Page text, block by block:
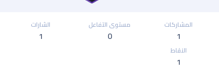
المشاركات
1
مستوى التفاعل
0
الشارات
1
النقاط
1